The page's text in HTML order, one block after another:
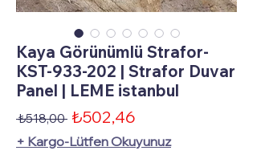
Kaya Görünümlü Strafor-
KST-933-202 | Strafor Duvar
Panel | LEME istanbul
₺518,00 Normal
Fiyat
₺502,46
+ Kargo-Lütfen Okuyunuz